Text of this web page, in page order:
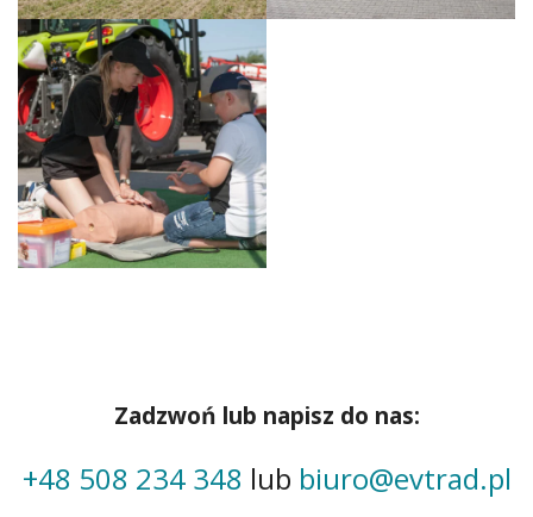
Zadzwoń lub napisz do nas:
+48 508 234 348 lub biuro@evtrad.pl